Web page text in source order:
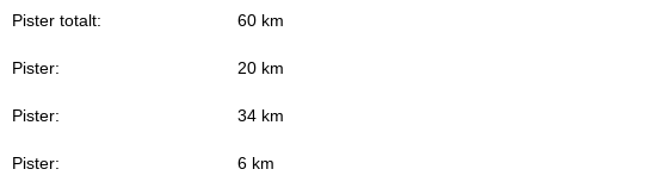
Pister totalt: 60 km
Pister: 20 km
Pister: 34 km
Pister: 6 km